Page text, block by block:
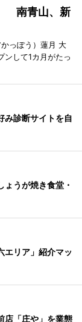
南青山、新
っぽう）蓮月 大
ンして1カ月がたっ
み診断サイトを自
うが焼き食堂・
エリア」紹介マッ
「庄や」を業態